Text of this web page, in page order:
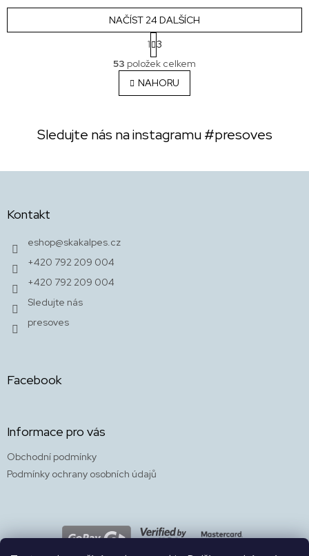
O
v
l
á
c
r
NAČÍST 24 DALŠÍCH
S
t
r
á
n
k
á
n
1 3
53 položek celkem
NAHORU
Sledujte nás na instagramu#presoves
Kontakt
eshop@skakalpes.cz
+420 792 209 004
+420 792 209 004
Sledujte nás
presoves
Facebook
Informace pro vás
Obchodní podmínky
Podmínky ochrany osobních údajů